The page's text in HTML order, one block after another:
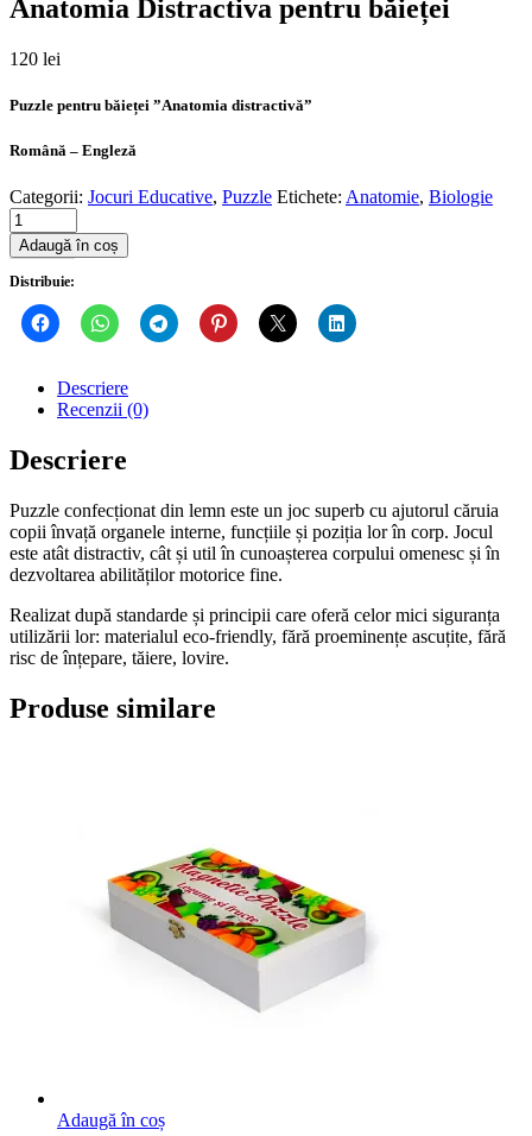
Anatomia Distractiva pentru băieței
120 lei
Puzzle pentru băieței ”Anatomia distractivă”
Română – Engleză
Categorii: Jocuri Educative, Puzzle Etichete: Anatomie, Biologie
Quantity
Adaugă în coș
Distribuie:
Descriere
Recenzii (0)
Descriere
Puzzle confecționat din lemn este un joc superb cu ajutorul căruia
copii învață organele interne, funcțiile și poziția lor în corp. Jocul
este atât distractiv, cât și util în cunoașterea corpului omenesc și în
dezvoltarea abilităților motorice fine.
Realizat după standarde și principii care oferă celor mici siguranța
utilizării lor: materialul eco-friendly, fără proeminențe ascuțite, fără
risc de înțepare, tăiere, lovire.
Produse similare
Adaugă în coș